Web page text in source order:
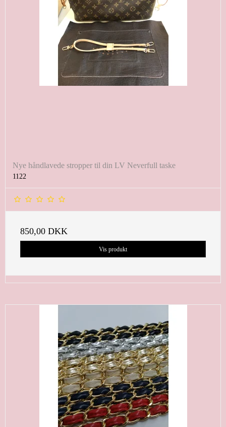
Nye håndlavede stropper til din LV Neverfull taske
1122
850,00 DKK
Vis produkt